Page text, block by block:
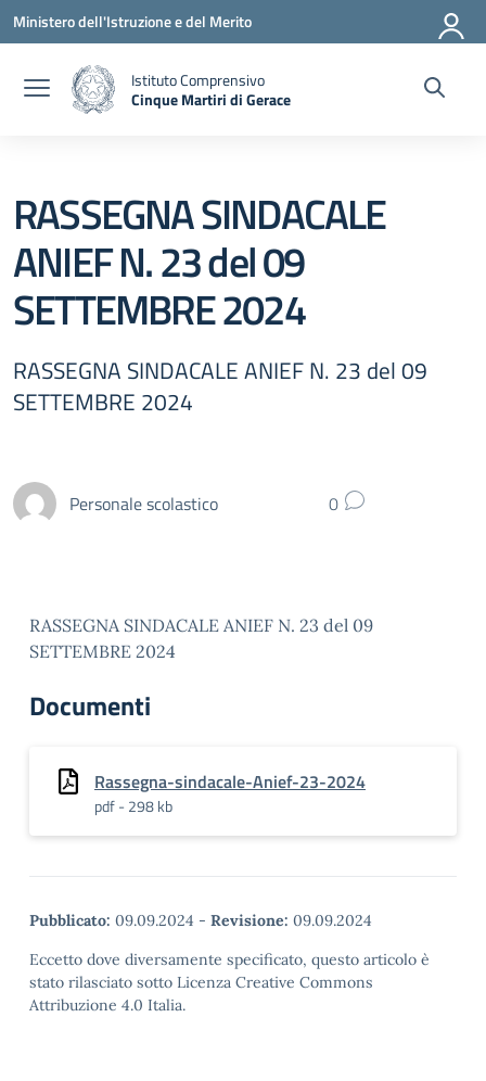
Vai ai contenuti
Vai al menu di navigazione
Vai al footer
Ministero dell'Istruzione e del Merito
Istituto Comprensivo
Cinque Martiri di Gerace
RASSEGNA SINDACALE
ANIEF N. 23 del 09
SETTEMBRE 2024
RASSEGNA SINDACALE ANIEF N. 23 del 09
SETTEMBRE 2024
Personale scolastico 0
RASSEGNA SINDACALE ANIEF N. 23 del 09
SETTEMBRE 2024
Documenti
Rassegna-sindacale-Anief-23-2024
pdf - 298 kb
Pubblicato: 09.09.2024 - Revisione: 09.09.2024
Eccetto dove diversamente specificato, questo articolo è
stato rilasciato sotto Licenza Creative Commons
Attribuzione 4.0 Italia.